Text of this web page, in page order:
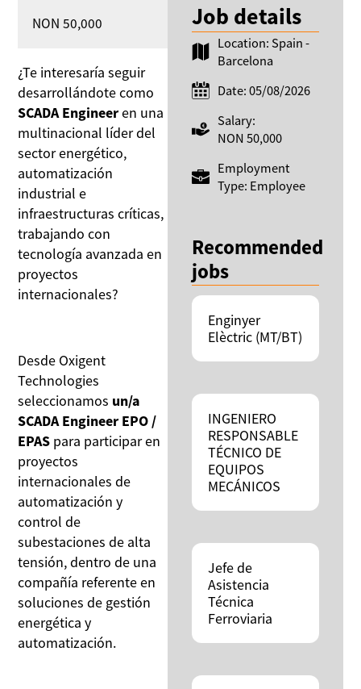
Salary:
NON 50,000
¿Te interesaría seguir
desarrollándote como
SCADA Engineeren una
multinacional líder del
sector energético,
automatización
industrial e
infraestructuras críticas,
trabajando con
tecnología avanzada en
proyectos
internacionales?
Desde Oxigent
Technologies
seleccionamos un/a
SCADA Engineer EPO /
EPAS para participar en
proyectos
internacionales de
automatización y
control de
subestaciones de alta
tensión, dentro de una
compañía referente en
soluciones de gestión
energética y
automatización.
Job details
Location: Spain -
Barcelona
Date: 05/08/2026
Salary:
NON 50,000
Employment
Type: Employee
Recommended
jobs
Enginyer
Elèctric (MT/BT)
INGENIERO
RESPONSABLE
TÉCNICO DE
EQUIPOS
MECÁNICOS
Jefe de
Asistencia
Técnica
Ferroviaria